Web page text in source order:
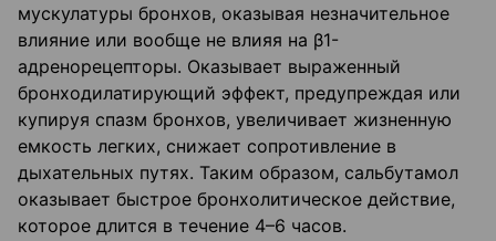
мускулатуры бронхов, оказывая незначительное
влияние или вообще не влияя на β1-
адренорецепторы. Оказывает выраженный
бронходилатирующий эффект, предупреждая или
купируя спазм бронхов, увеличивает жизненную
емкость легких, снижает сопротивление в
дыхательных путях. Таким образом, сальбутамол
оказывает быстрое бронхолитическое действие,
которое длится в течение 4–6 часов.